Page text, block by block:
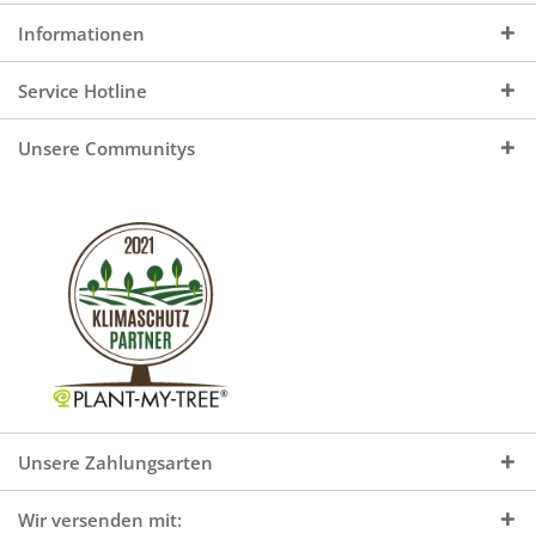
Informationen
Service Hotline
Unsere Communitys
Unsere Zahlungsarten
Wir versenden mit: